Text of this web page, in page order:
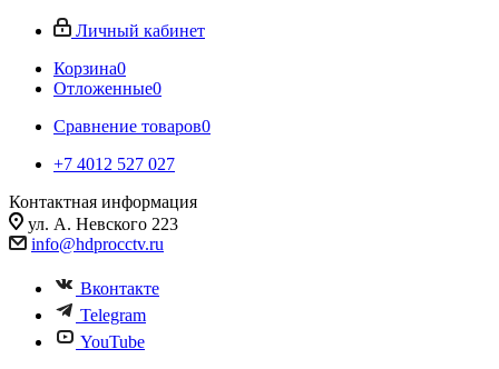
Личный кабинет
Корзина0
Отложенные0
Сравнение товаров0
+7 4012 527 027
Контактная информация
ул. А. Невского 223
info@hdprocctv.ru
Вконтакте
Telegram
YouTube